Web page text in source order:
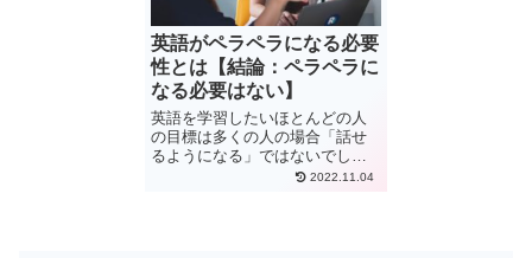
英語がペラペラになる必要
性とは【結論：ペラペラに
なる必要はない】
英語を学習したいほとんどの人
の目標は多くの人の場合「話せ
るようになる」ではないでしょ
うか？ 実際話せることのアドバ
2022.11.04